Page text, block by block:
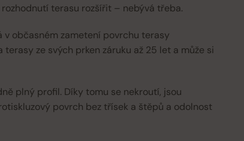
terasu rozšířit – nebývá třeba.
občasném zametení povrchu terasy
ze svých prken záruku až 25 let a může si
plný profil. Díky tomu se nekroutí, jsou
povrch bez třísek a štěpů a odolnost